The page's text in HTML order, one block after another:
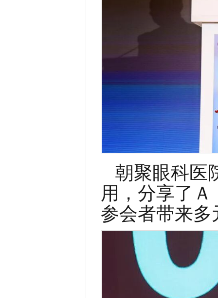
朝聚眼科医
用，分享了
参会者带来